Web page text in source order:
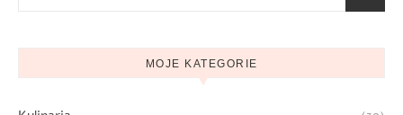
MOJE KATEGORIE